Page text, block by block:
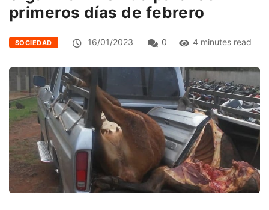
primeros días de febrero
SOCIEDAD 16/01/2023 0 4 minutes read